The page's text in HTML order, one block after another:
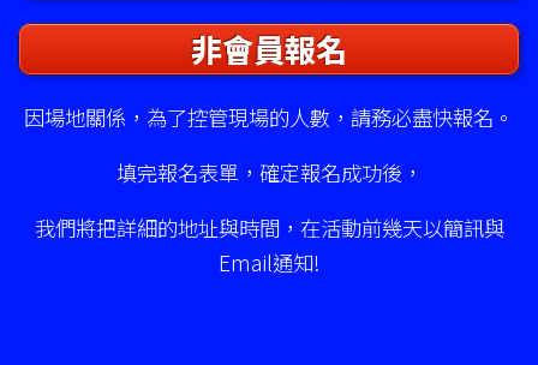
非會員報名
因場地關係，為了控管現場的人數，請務必盡快報名。
填完報名表單，確定報名成功後，
我們將把詳細的地址與時間，在活動前幾天以簡訊與
Email通知!